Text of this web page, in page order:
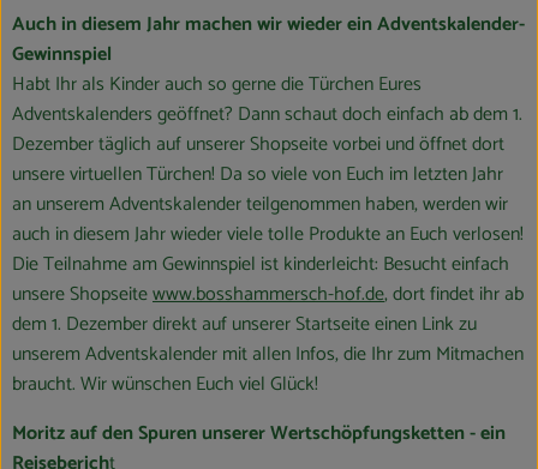
Auch in diesem Jahr machen wir wieder ein Adventskalender-
Gewinnspiel
Habt Ihr als Kinder auch so gerne die Türchen Eures
Adventskalenders geöffnet? Dann schaut doch einfach ab dem 1.
Dezember täglich auf unserer Shopseite vorbei und öffnet dort
unsere virtuellen Türchen! Da so viele von Euch im letzten Jahr
an unserem Adventskalender teilgenommen haben, werden wir
auch in diesem Jahr wieder viele tolle Produkte an Euch verlosen!
Die Teilnahme am Gewinnspiel ist kinderleicht: Besucht einfach
unsere Shopseitewww.bosshammersch-hof.de, dort findet ihr ab
dem 1. Dezember direkt auf unserer Startseite einen Link zu
unserem Adventskalender mit allen Infos, die Ihr zum Mitmachen
braucht. Wir wünschen Euch viel Glück!
Moritz auf den Spuren unserer Wertschöpfungsketten - ein